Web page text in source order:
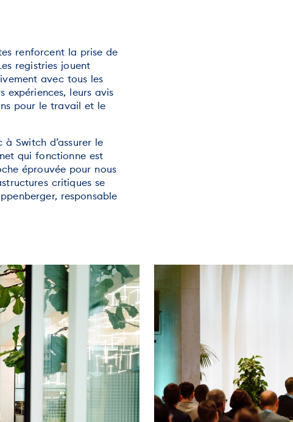
renforcent la prise de
registries jouent
avec tous les
leurs avis
pour le travail et le
Switch d’assurer le
qui fonctionne est
éprouvée pour nous
critiques se
responsable